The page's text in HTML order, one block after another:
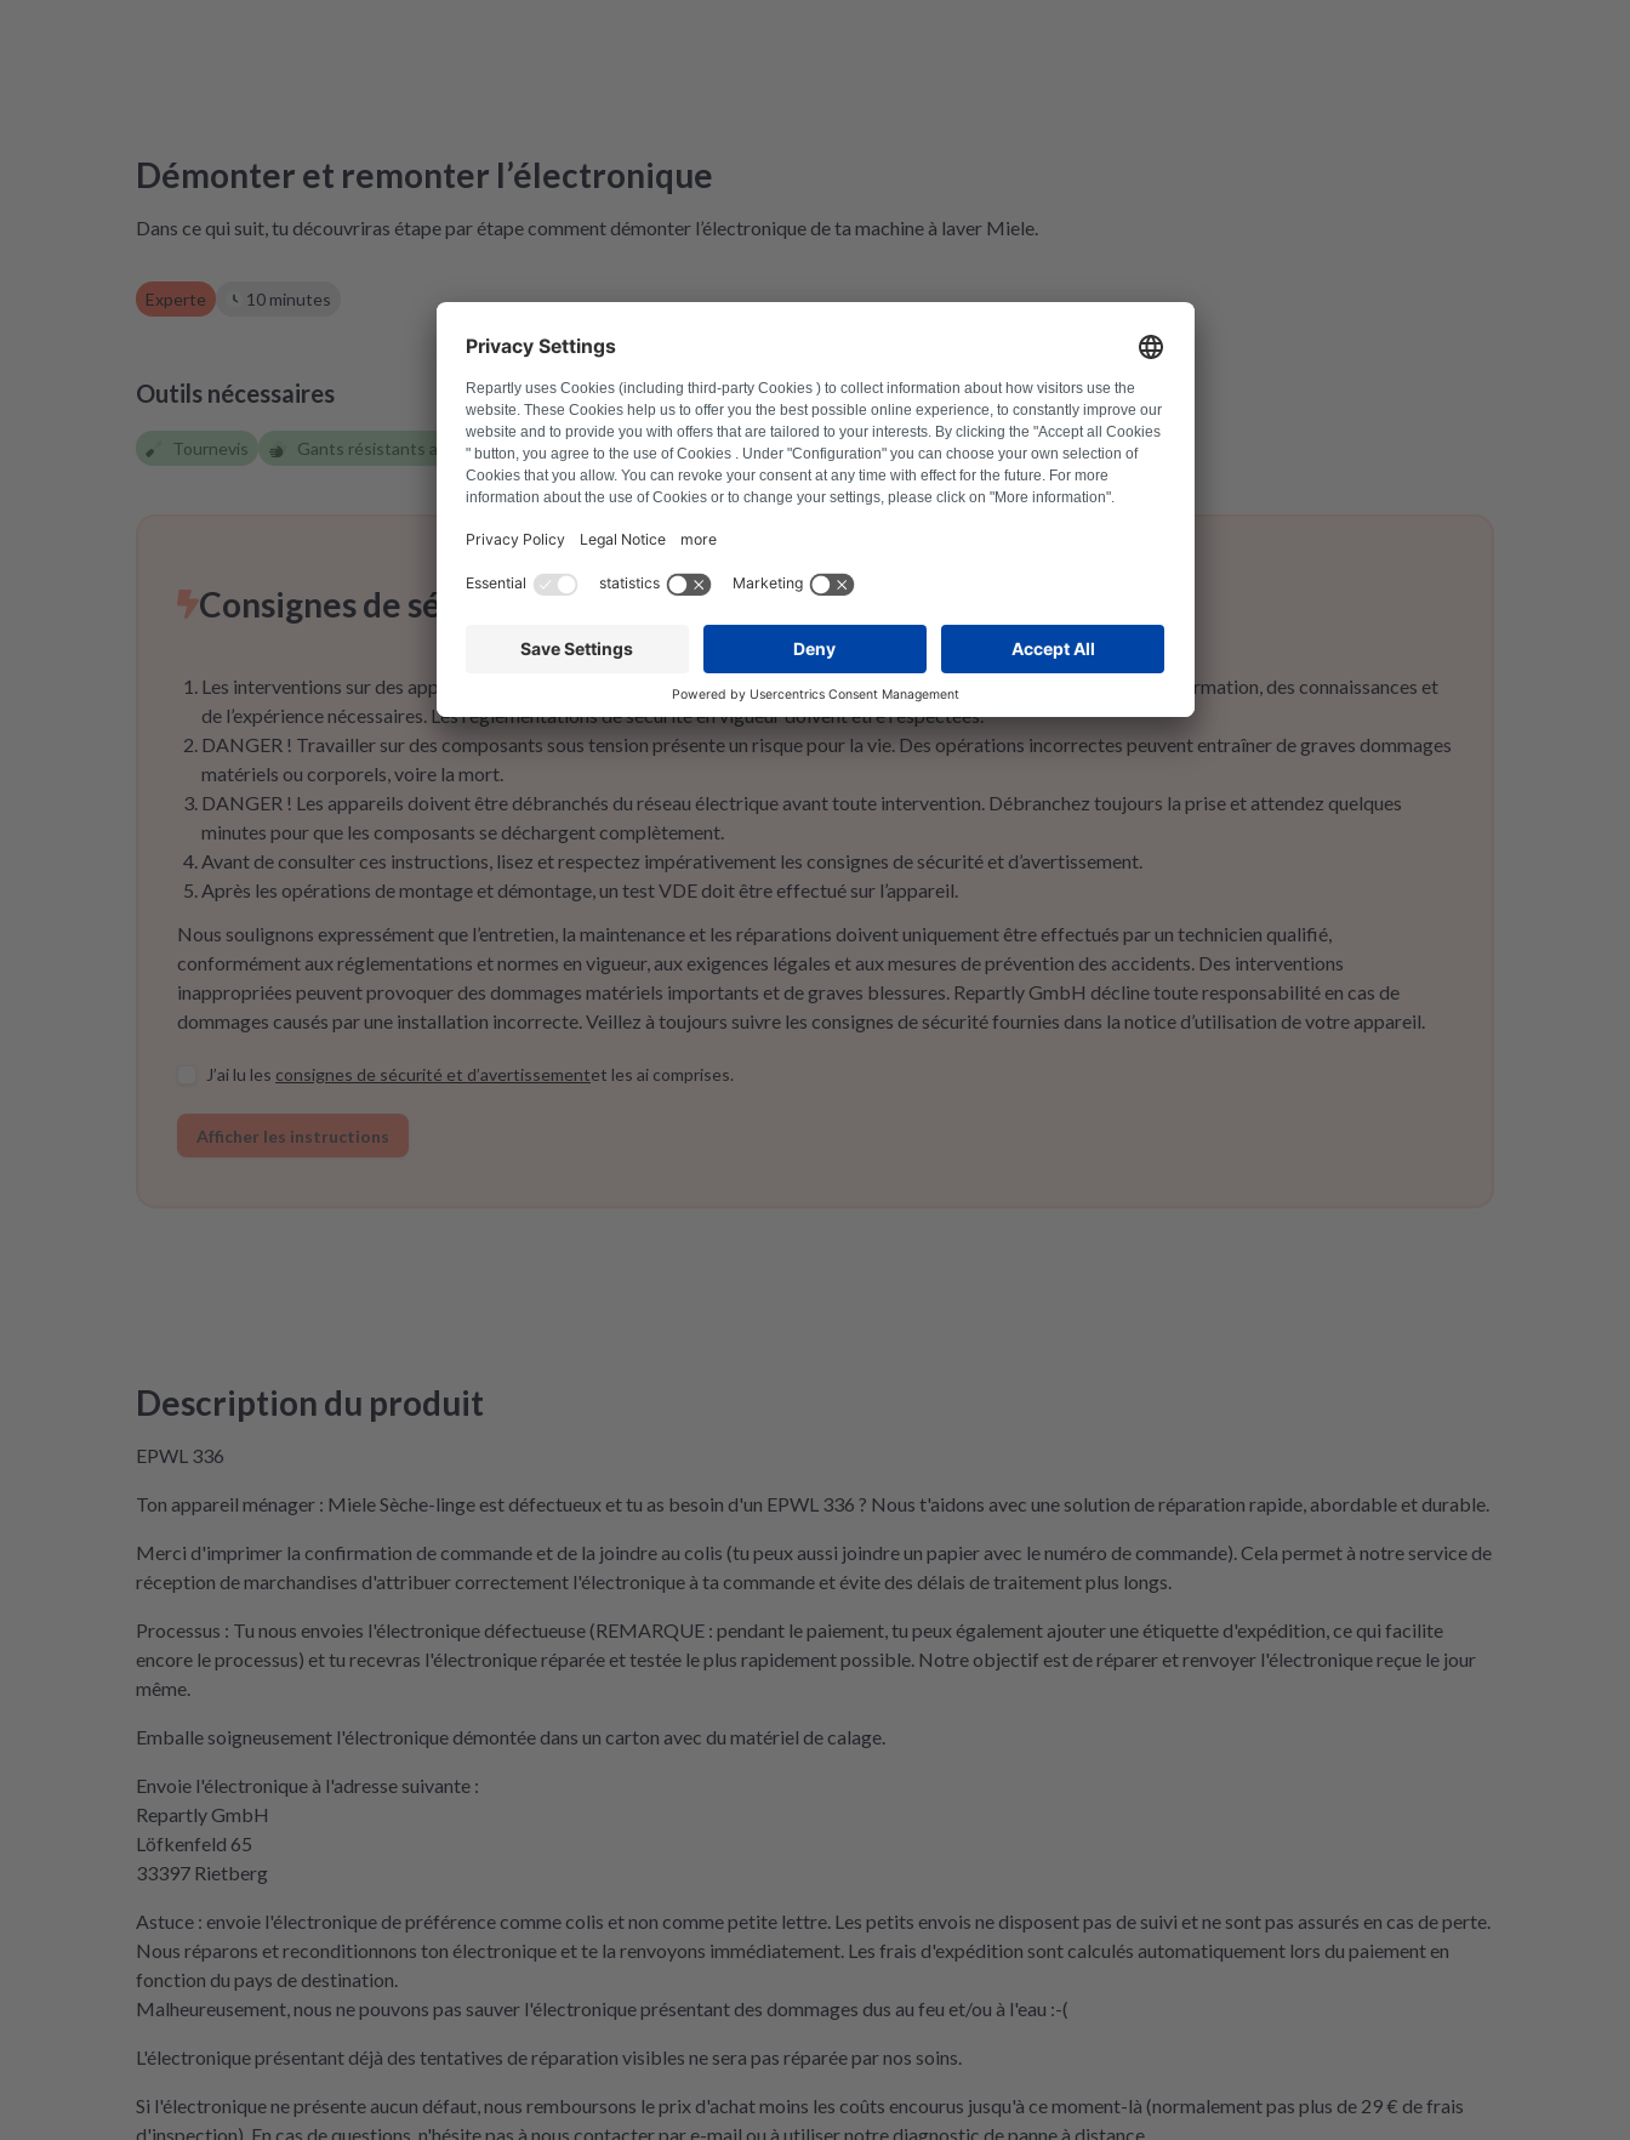
Démonter et remonter l’électronique
Dans ce qui suit, tu découvriras étape par étape comment démonter l’électronique de ta machine à laver Miele.
Experte 10 minutes
Outils nécessaires
Tournevis Gants résistants aux coupures
Consignes de sécurité pour un montage conforme
Les interventions sur des appareils électriques ne doivent être effectuées que par un électricien qualifié disposant de la formation, des connaissances et
de l’expérience nécessaires. Les réglementations de sécurité en vigueur doivent être respectées.
DANGER ! Travailler sur des composants sous tension présente un risque pour la vie. Des opérations incorrectes peuvent entraîner de graves dommages
matériels ou corporels, voire la mort.
DANGER ! Les appareils doivent être débranchés du réseau électrique avant toute intervention. Débranchez toujours la prise et attendez quelques
minutes pour que les composants se déchargent complètement.
Avant de consulter ces instructions, lisez et respectez impérativement les consignes de sécurité et d’avertissement.
Après les opérations de montage et démontage, un test VDE doit être effectué sur l’appareil.
Nous soulignons expressément que l’entretien, la maintenance et les réparations doivent uniquement être effectués par un technicien qualifié,
conformément aux réglementations et normes en vigueur, aux exigences légales et aux mesures de prévention des accidents. Des interventions
inappropriées peuvent provoquer des dommages matériels importants et de graves blessures. Repartly GmbH décline toute responsabilité en cas de
dommages causés par une installation incorrecte. Veillez à toujours suivre les consignes de sécurité fournies dans la notice d’utilisation de votre appareil.
J’ai lu les consignes de sécurité et d’avertissementet les ai comprises.
Afficher les instructions
Description du produit
EPWL 336
Ton appareil ménager : Miele Sèche-linge est défectueux et tu as besoin d'un EPWL 336 ? Nous t'aidons avec une solution de réparation rapide, abordable et durable.
Merci d'imprimer la confirmation de commande et de la joindre au colis (tu peux aussi joindre un papier avec le numéro de commande). Cela permet à notre service de
réception de marchandises d'attribuer correctement l'électronique à ta commande et évite des délais de traitement plus longs.
Processus : Tu nous envoies l'électronique défectueuse (REMARQUE : pendant le paiement, tu peux également ajouter une étiquette d'expédition, ce qui facilite
encore le processus) et tu recevras l'électronique réparée et testée le plus rapidement possible. Notre objectif est de réparer et renvoyer l'électronique reçue le jour
même.
Emballe soigneusement l'électronique démontée dans un carton avec du matériel de calage.
Envoie l'électronique à l'adresse suivante :
Repartly GmbH
Löfkenfeld 65
33397 Rietberg
Astuce : envoie l'électronique de préférence comme colis et non comme petite lettre. Les petits envois ne disposent pas de suivi et ne sont pas assurés en cas de perte.
Nous réparons et reconditionnons ton électronique et te la renvoyons immédiatement. Les frais d'expédition sont calculés automatiquement lors du paiement en
fonction du pays de destination.
Malheureusement, nous ne pouvons pas sauver l'électronique présentant des dommages dus au feu et/ou à l'eau :-(
L'électronique présentant déjà des tentatives de réparation visibles ne sera pas réparée par nos soins.
Si l'électronique ne présente aucun défaut, nous remboursons le prix d'achat moins les coûts encourus jusqu'à ce moment-là (normalement pas plus de 29 € de frais
d'inspection). En cas de questions, n'hésite pas à nous contacter par e-mail ou à utiliser notre diagnostic de panne à distance.